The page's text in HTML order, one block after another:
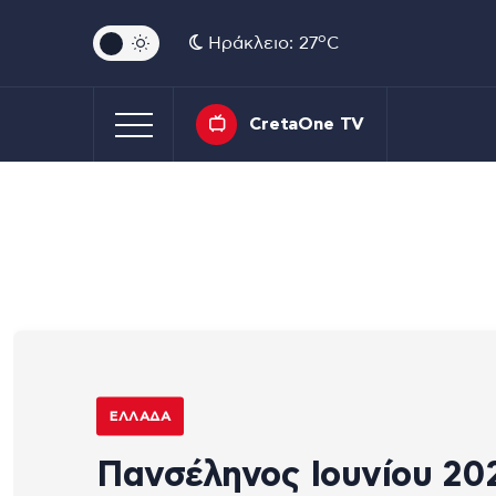
Ηράκλειο: 27oC
CretaOne TV
ΕΛΛΆΔΑ
Πανσέληνος Ιουνίου